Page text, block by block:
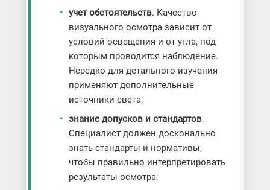
учет обстоятельств. Качество
визуального осмотра зависит от
условий освещения и от угла, под
которым проводится наблюдение.
Нередко для детального изучения
применяют дополнительные
источники света;
знание допусков и стандартов.
Специалист должен досконально
знать стандарты и нормативы,
чтобы правильно интерпретировать
результаты осмотра;